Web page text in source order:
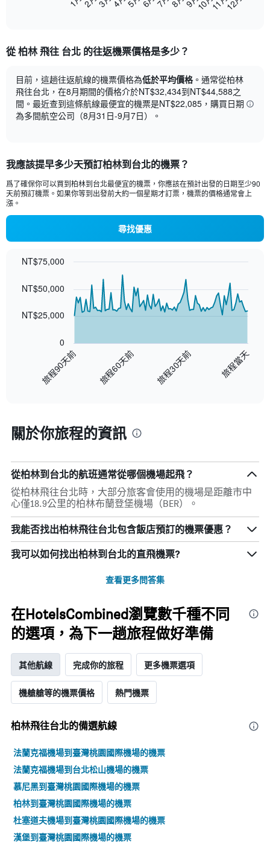
categories.
Range:
categories.
The
chart
has
1
displaying
values.
Range:
0
to
45000.
從 柏林 飛往 台北​ 的往返機票價格是多少？
目前，這趟往返航線的機票價格為低於平均價格。通常從柏林
飛往台北，在8月期間的價格介於NT$32,434到NT$44,588之
間。最近查到這條航線最便宜的機票是NT$22,085，購買日期
為多間航空公司（8月31日-9月7日）。
我應該提早多少天預訂柏林到台北的機票？
爲了確保你可以買到柏林​到台北​最便宜的機票，你應該在預計出發的日期至少90
天前預訂機票。如果你等到出發前大約一個星期才訂票，機票的價格通常會上
漲。
尋找優惠
with
91
points.
Range:
91
The
chart
has
1
Y
axis
displaying
values.
Range:
旅程90天前 旅程60天前 旅程30天前 旅程當天
0
NT$25,000
NT$50,000
NT$75,000
關於你旅程的資訊
從柏林到台北的航班通常從哪個機場起飛？
從柏林飛往台北時，大部分旅客會使用的機場是距離市中
心僅18.9公里的柏林布蘭登堡機場（BER）。
我能否找出柏林飛往台北包含飯店預訂的機票優惠？
我可以如何找出柏林​到台北​的直飛機票?
查看更多問答集
在HotelsCombined瀏覽數千種不同
的選項，為下一趟旅程做好準備
其他航線 完成你的旅程 更多機票選項
機艙艙等的機票價格 熱門機票
柏林飛往台北的備選航線
法蘭克福機場到臺灣桃園國際機場的機票
法蘭克福機場到台北松山機場的機票
慕尼黑到臺灣桃園國際機場的機票
柏林到臺灣桃園國際機場的機票
杜塞道夫機場到臺灣桃園國際機場的機票
漢堡到臺灣桃園國際機場的機票